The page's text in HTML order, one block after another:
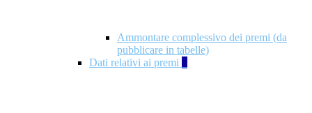
Ammontare complessivo dei premi (da
pubblicare in tabelle)
Dati relativi ai premi 5